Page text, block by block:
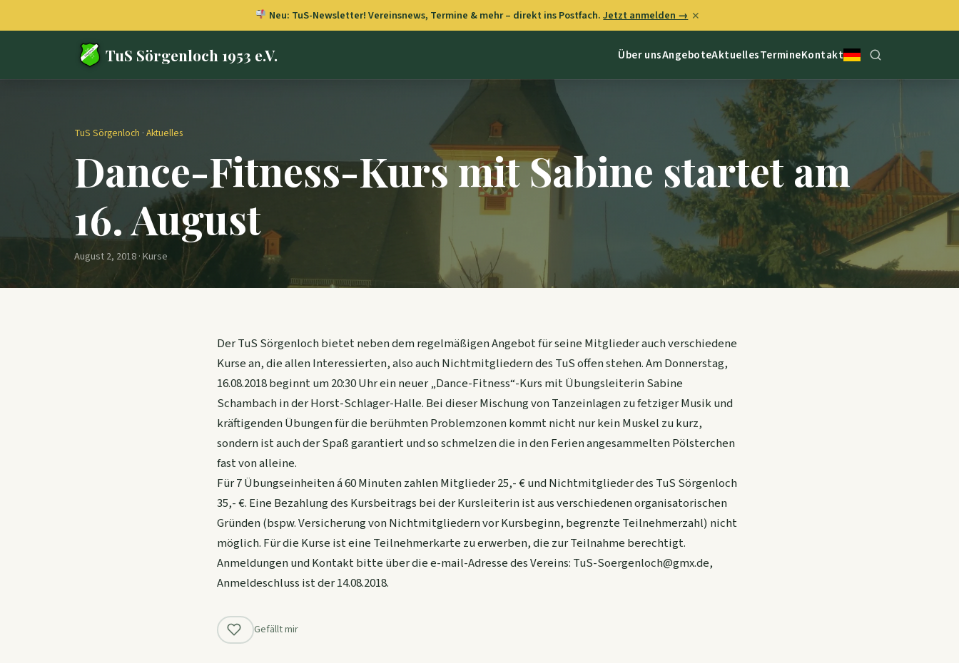
Neu: TuS-Newsletter! Vereinsnews, Termine & mehr – direkt ins Postfach.Jetzt anmelden → ✕
TuS Sörgenloch 1953 e.V. Über unsAngeboteAktuellesTermineKontakt
TuS Sörgenloch · Aktuelles
Dance-Fitness-Kurs mit Sabine startet am
16. August
August 2, 2018 · Kurse
Der TuS Sörgenloch bietet neben dem regelmäßigen Angebot für seine Mitglieder auch verschiedene
Kurse an, die allen Interessierten, also auch Nichtmitgliedern des TuS offen stehen. Am Donnerstag,
16.08.2018 beginnt um 20:30 Uhr ein neuer „Dance-Fitness“-Kurs mit Übungsleiterin Sabine
Schambach in der Horst-Schlager-Halle. Bei dieser Mischung von Tanzeinlagen zu fetziger Musik und
kräftigenden Übungen für die berühmten Problemzonen kommt nicht nur kein Muskel zu kurz,
sondern ist auch der Spaß garantiert und so schmelzen die in den Ferien angesammelten Pölsterchen
fast von alleine.
Für 7 Übungseinheiten á 60 Minuten zahlen Mitglieder 25,- € und Nichtmitglieder des TuS Sörgenloch
35,- €. Eine Bezahlung des Kursbeitrags bei der Kursleiterin ist aus verschiedenen organisatorischen
Gründen (bspw. Versicherung von Nichtmitgliedern vor Kursbeginn, begrenzte Teilnehmerzahl) nicht
möglich. Für die Kurse ist eine Teilnehmerkarte zu erwerben, die zur Teilnahme berechtigt.
Anmeldungen und Kontakt bitte über die e-mail-Adresse des Vereins: TuS-Soergenloch@gmx.de,
Anmeldeschluss ist der 14.08.2018.
Gefällt mir